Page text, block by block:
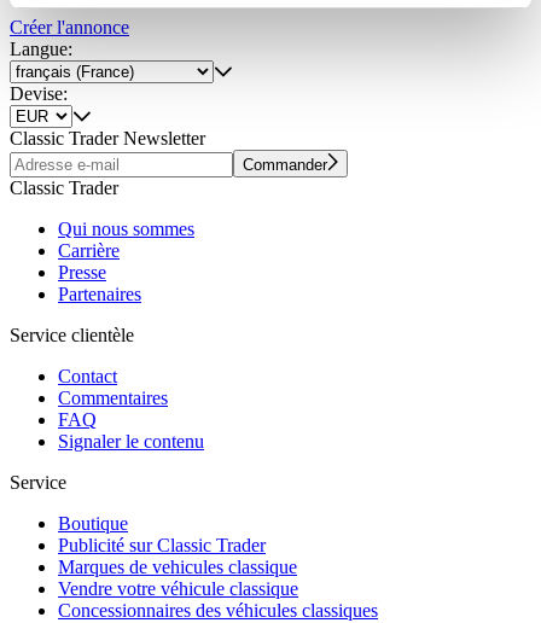
Partner führen diese Informationen möglicherweise mit
weiteren Daten zusammen, die Sie ihnen bereitgestellt
haben oder die sie im Rahmen Ihrer Nutzung der Dienste
gesammelt haben.
Créer l'annonce
Langue:
Devise:
Classic Trader Newsletter
Commander
Classic Trader
Qui nous sommes
Carrière
Presse
Partenaires
Service clientèle
Contact
Commentaires
FAQ
Signaler le contenu
Service
Boutique
Publicité sur Classic Trader
Marques de vehicules classique
Vendre votre véhicule classique
Concessionnaires des véhicules classiques